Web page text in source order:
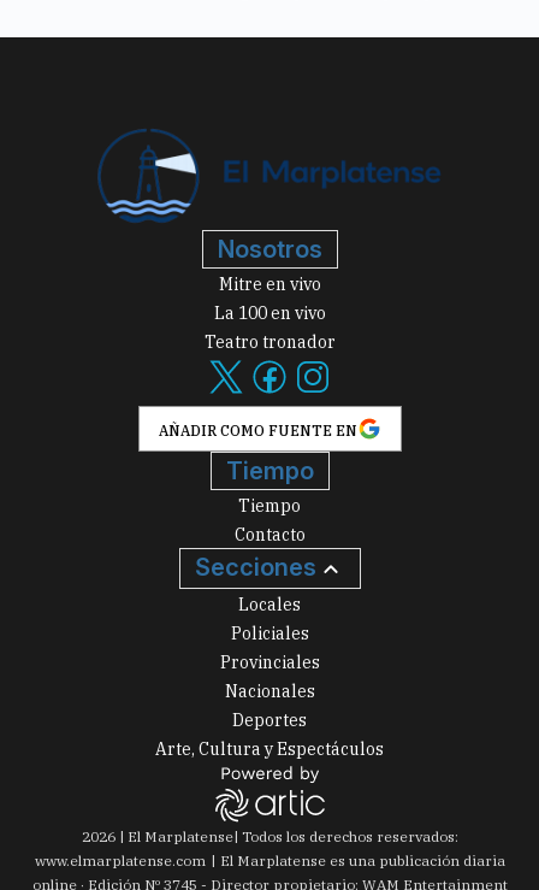
Nosotros
Mitre en vivo
La 100 en vivo
Teatro tronador
AÑADIR COMO FUENTE EN
Tiempo
Tiempo
Contacto
Secciones
Locales
Policiales
Provinciales
Nacionales
Deportes
Arte, Cultura y Espectáculos
2026| El Marplatense| Todos los derechos reservados:
www.elmarplatense.com
El Marplatense es una publicación diaria
online · Edición Nº 3745 - Director propietario: WAM Entertainment